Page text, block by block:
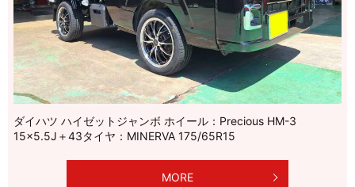
ダイハツ ハイゼットジャンボ ホイール：Precious HM-3
15×5.5J＋43タイヤ：MINERVA 175/65R15
MORE